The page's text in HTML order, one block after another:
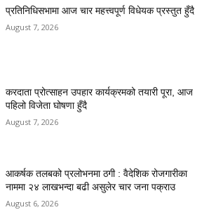
प्रतिनिधिसभामा आज चार महत्त्वपूर्ण विधेयक प्रस्तुत हुँदै
August 7, 2026
करदाता प्रोत्साहन उपहार कार्यक्रमको तयारी पूरा, आज
पहिलो विजेता घोषणा हुँदै
August 7, 2026
आकर्षक तलबको प्रलोभनमा ठगी : वैदेशिक रोजगारीका
नाममा २४ लाखभन्दा बढी असुलेर चार जना पक्राउ
August 6, 2026